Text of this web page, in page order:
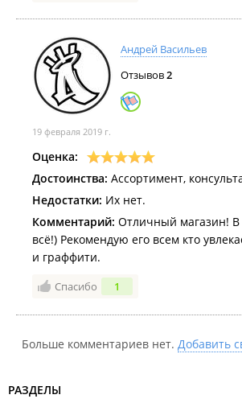
Андрей Васильев
Отзывов2
19 февраля 2019 г.
Оценка:
Достоинства: Ассортимент,
Недостатки: Их нет.
Комментарий: Отличный магазин!
всё!) Рекомендую его всем кто
и граффити.
Спасибо 1
Больше комментариев нет. Добавить
РАЗДЕЛЫ